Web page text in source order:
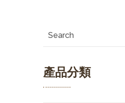
產品分類